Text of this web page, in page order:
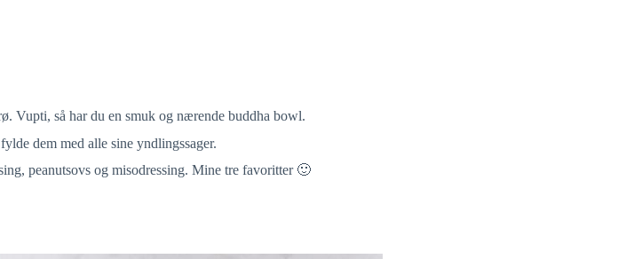
Vupti, så har du en smuk og nærende buddha bowl.
dem med alle sine yndlingssager.
peanutsovs og misodressing. Mine tre favoritter 🙂